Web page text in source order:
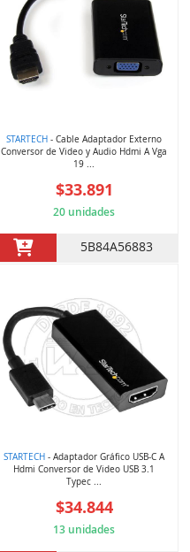
STARTECH - Cable Adaptador Externo
Conversor de Video y Audio Hdmi A Vga
19 ...
$33.891
20 unidades
5B84A56883
STARTECH - Adaptador Gráfico USB-C A
Hdmi Conversor de Video USB 3.1
Typec ...
$34.844
13 unidades